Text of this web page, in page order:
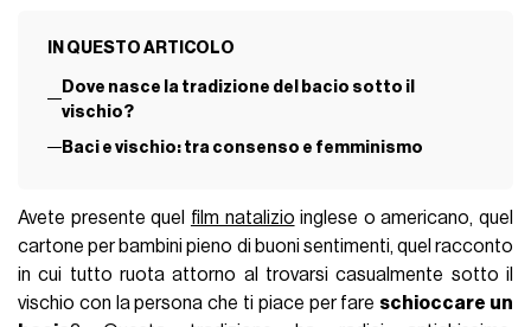
IN QUESTO ARTICOLO
Dove nasce la tradizione del bacio sotto il
vischio?
Baci e vischio: tra consenso e femminismo
Avete presente quel film natalizio inglese o americano, quel
cartone per bambini pieno di buoni sentimenti, quel racconto
in cui tutto ruota attorno al trovarsi casualmente sotto il
vischio con la persona che ti piace per fare schioccare un